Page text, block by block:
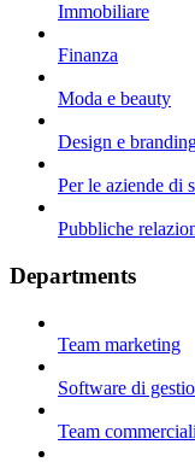
Immobiliare
Finanza
Moda e beauty
Design e
Per le aziende di
Pubbliche
Departments
Team marketing
Software di
Team commerciali